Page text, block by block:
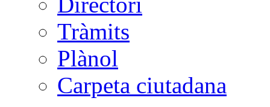
Tràmits
Plànol
Carpeta ciutadana